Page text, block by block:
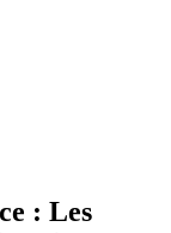
: Les